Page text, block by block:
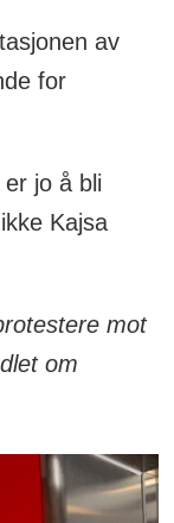
av
for
jo å bli
Kajsa
mot
om